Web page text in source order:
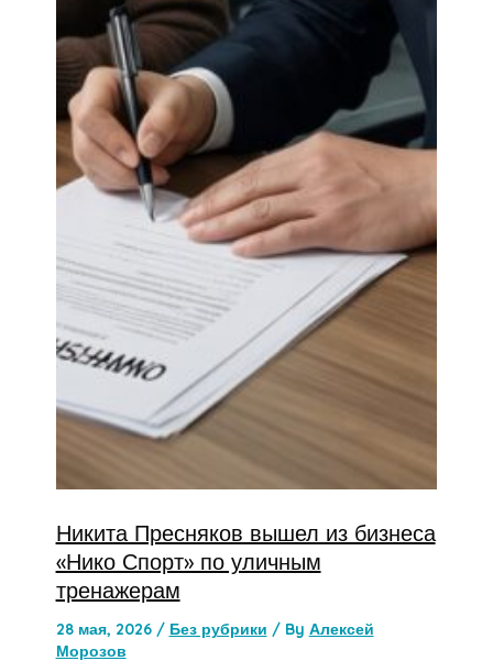
Никита Пресняков вышел из бизнеса
«Нико Спорт» по уличным
тренажерам
28 мая, 2026 / Без рубрики / By Алексей
Морозов